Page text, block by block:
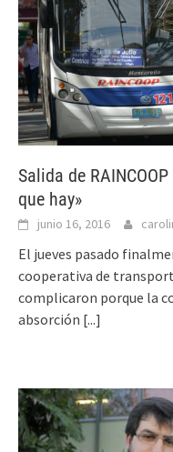
Salida de
que hay»
junio 16, 2016
El jueves pasado
cooperativa de
complicaron porque la
absorción [...]